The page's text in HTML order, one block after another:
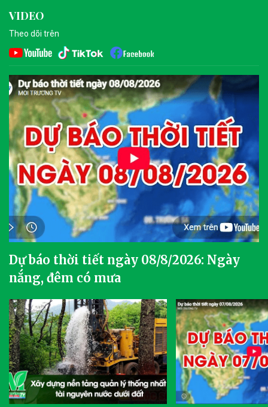
VIDEO
Theo dõi trên
Dự báo thời tiết ngày 08/8/2026: Ngày
nắng, đêm có mưa